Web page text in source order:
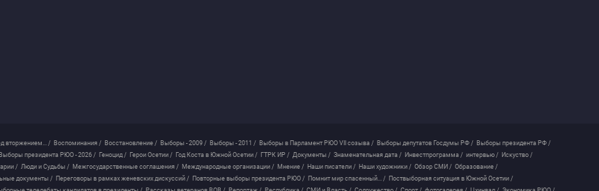
вторжением... / Воспоминания / Восстановление / Выборы - 2009 / Выборы - 2011 / Выборы в Парламент РЮО VII созыва / Выборы депутатов Госдумы РФ / Выборы президента РФ /
Выборы президента РЮО - 2026 / Геноцид / Герои Осетии / Год Коста в Южной Осетии / ГТРК ИР / Документы / Знаменательная дата / Инвестпрограмма / интервью / Искуство /
/ Люди и Судьбы / Межгосударственные соглашения / Международные организации / Мнение / Наши писатели / Наши художники / Обзор СМИ / Образование /
документы / Переговоры в рамках женевских дискуссий / Повторные выборы президента РЮО / Помнит мир спасенный... / Поствыборная ситуация в Южной Осетии /